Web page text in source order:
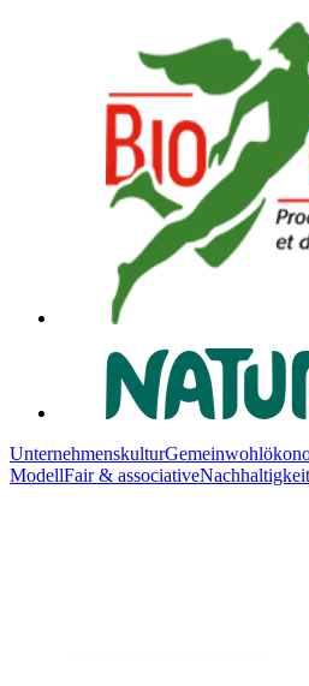
Unternehmenskultur
ModellFair & associativeNachhaltigkeit